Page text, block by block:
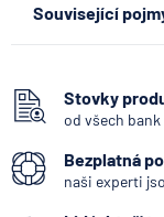
Související
Uznání dluhu
Reverzní
Půjčky od lidí
Aukce
Stovky
od všech
Bezplatná
naši experti